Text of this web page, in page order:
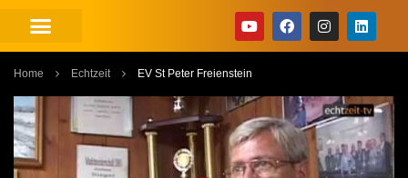
Home Echtzeit EV St Peter Freienstein